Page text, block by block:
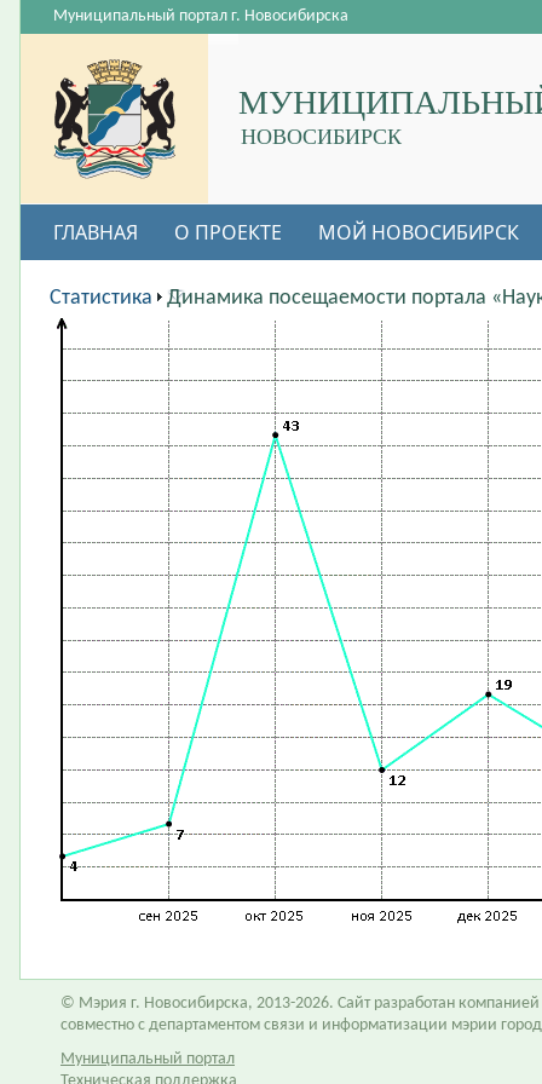
НОВОСИБИРСК
Муниципальный портал г. Новосибирска
ГЛАВНАЯ О ПРОЕКТЕ МОЙ НОВОСИБИРСК
ВАКАНСИИ
Статистика Динамика посещаемости портала
© Мэрия г. Новосибирска, 2013-2026. Сайт разработан компанией
совместно с департаментом связи и информатизации мэрии
Муниципальный портал